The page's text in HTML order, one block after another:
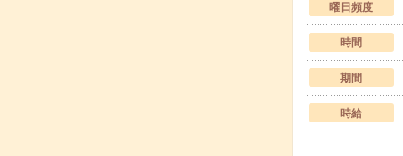
曜日頻度
時間
期間
時給